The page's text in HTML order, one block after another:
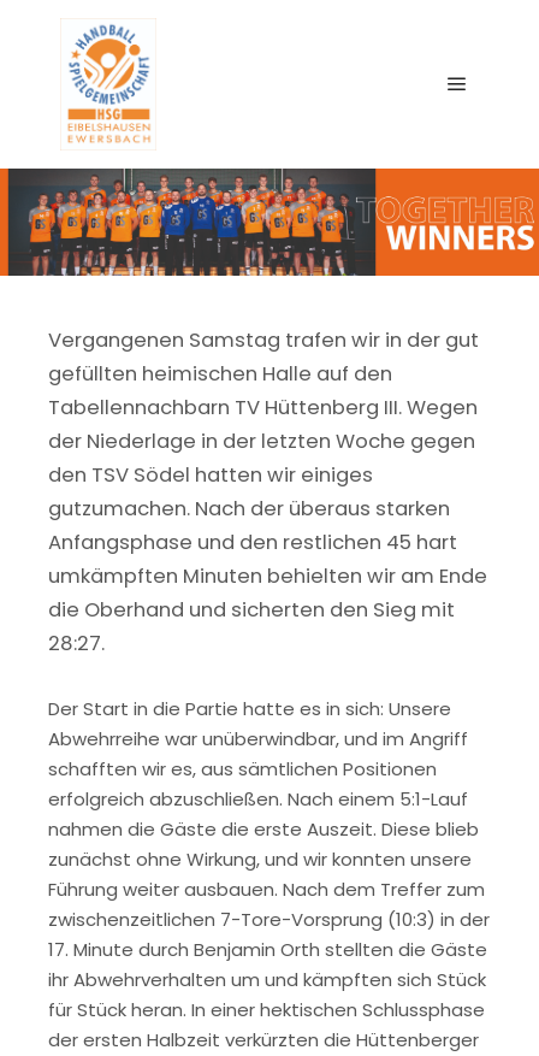
Vergangenen Samstag trafen wir in der gut
gefüllten heimischen Halle auf den
Tabellennachbarn TV Hüttenberg III. Wegen
der Niederlage in der letzten Woche gegen
den TSV Södel hatten wir einiges
gutzumachen. Nach der überaus starken
Anfangsphase und den restlichen 45 hart
umkämpften Minuten behielten wir am Ende
die Oberhand und sicherten den Sieg mit
28:27.
Der Start in die Partie hatte es in sich: Unsere
Abwehrreihe war unüberwindbar, und im Angriff
schafften wir es, aus sämtlichen Positionen
erfolgreich abzuschließen. Nach einem 5:1-Lauf
nahmen die Gäste die erste Auszeit. Diese blieb
zunächst ohne Wirkung, und wir konnten unsere
Führung weiter ausbauen. Nach dem Treffer zum
zwischenzeitlichen 7-Tore-Vorsprung (10:3) in der
17. Minute durch Benjamin Orth stellten die Gäste
ihr Abwehrverhalten um und kämpften sich Stück
für Stück heran. In einer hektischen Schlussphase
der ersten Halbzeit verkürzten die Hüttenberger